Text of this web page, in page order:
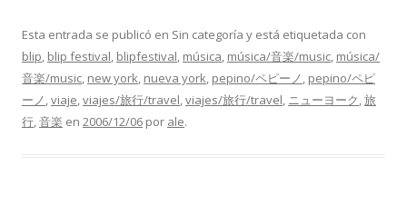
Esta entrada se publicó en Sin categoría y está etiquetada con
blip, blip festival, blipfestival, música, música/音楽/music, música/
音楽/music, new york, nueva york, pepino/ペピーノ, pepino/ペピ
ーノ,viaje,viajes/旅行/travel,viajes/旅行/travel, ニューヨーク,旅
行,音楽 en 2006/12/06 por ale.